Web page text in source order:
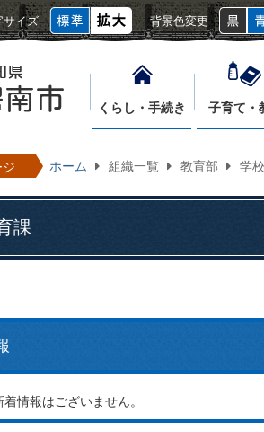
サイズ 背景色変更
くらし・手続き 子育て・
ホーム 組織一覧 教育部 学
課
情報はございません。